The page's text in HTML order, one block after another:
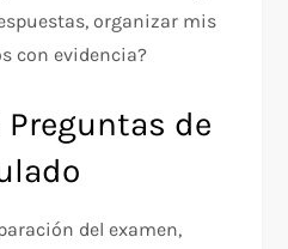
organizar mis
con evidencia?
de
del examen,